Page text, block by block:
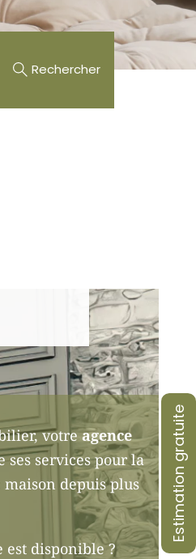
Estimation gratuite
Rechercher
votreagence
ses services pour la
maison depuis plus
est disponible ?